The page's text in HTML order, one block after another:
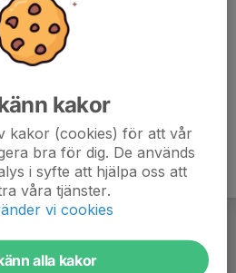
kakor
kakor (cookies) för att vår
bra för dig. De används
i syfte att hjälpa oss att
våra tjänster.
vi cookies
alla kakor